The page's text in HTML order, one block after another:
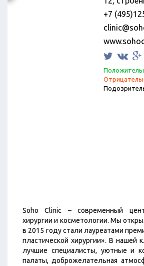
+7
Soho Clinic – современный
хирургии и косметологии. Мы
в 2015 году стали лауреатами
пластической хирургии». В нашей
лучшие специалисты, уютные и
палаты, доброжелательная